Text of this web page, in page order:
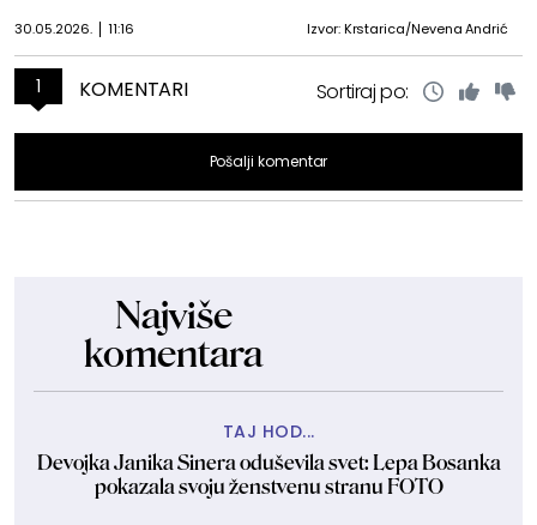
30.05.2026. 11:16 Izvor: Krstarica/Nevena Andrić
1 KOMENTARI Sortiraj po:
Pošalji komentar
Najviše
komentara
TAJ HOD...
Devojka Janika Sinera oduševila svet: Lepa Bosanka
pokazala svoju ženstvenu stranu FOTO